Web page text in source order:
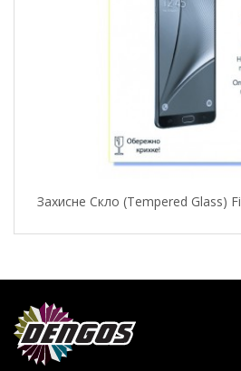
Захисне Скло (Tempered Glass)